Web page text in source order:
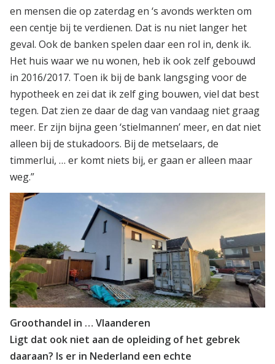
en mensen die op zaterdag en ‘s avonds werkten om
een centje bij te verdienen. Dat is nu niet langer het
geval. Ook de banken spelen daar een rol in, denk ik.
Het huis waar we nu wonen, heb ik ook zelf gebouwd
in 2016/2017. Toen ik bij de bank langsging voor de
hypotheek en zei dat ik zelf ging bouwen, viel dat best
tegen. Dat zien ze daar de dag van vandaag niet graag
meer. Er zijn bijna geen ‘stielmannen’ meer, en dat niet
alleen bij de stukadoors. Bij de metselaars, de
timmerlui, … er komt niets bij, er gaan er alleen maar
weg.”
Groothandel in … Vlaanderen
Ligt dat ook niet aan de opleiding of het gebrek
daaraan? Is er in Nederland een echte